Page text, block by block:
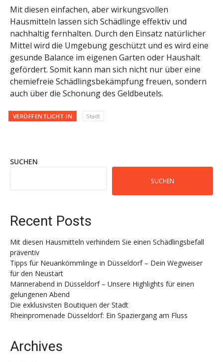
Mit diesen einfachen, aber wirkungsvollen
Hausmitteln lassen sich Schädlinge effektiv und
nachhaltig fernhalten. Durch den Einsatz natürlicher
Mittel wird die Umgebung geschützt und es wird eine
gesunde Balance im eigenen Garten oder Haushalt
gefördert. Somit kann man sich nicht nur über eine
chemiefreie Schädlingsbekämpfung freuen, sondern
auch über die Schonung des Geldbeutels.
VERÖFFENTLICHT IN Stadt
SUCHEN
SUCHEN
Recent Posts
Mit diesen Hausmitteln verhindern Sie einen Schädlingsbefall
präventiv
Tipps für Neuankömmlinge in Düsseldorf – Dein Wegweiser
für den Neustart
Männerabend in Düsseldorf – Unsere Highlights für einen
gelungenen Abend
Die exklusivsten Boutiquen der Stadt
Rheinpromenade Düsseldorf: Ein Spaziergang am Fluss
Archives